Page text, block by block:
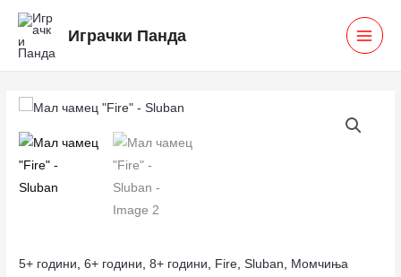
Skip
content
Играчки Панда
5+ години ,6+ години ,8+ години Fire ,Sluban Момчиња
Мал
чамец